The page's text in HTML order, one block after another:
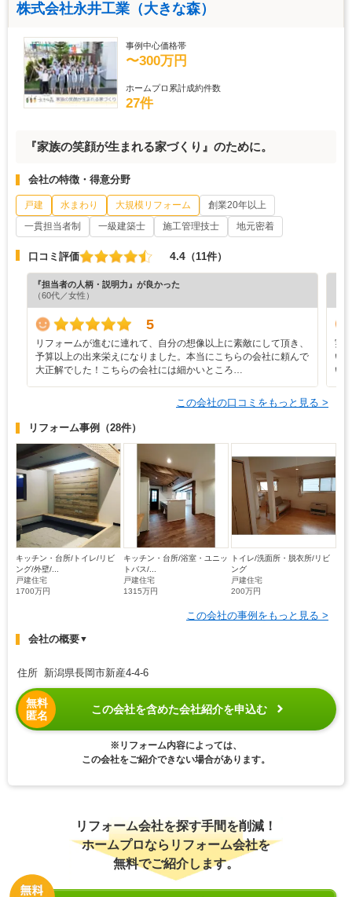
株式会社永井工業（大きな森）
事例中心価格帯
〜300万円
ホームプロ累計成約件数
27件
『家族の笑顔が生まれる家づくり』のために。
会社の特徴・得意分野
戸建 水まわり 大規模リフォーム
創業20年以上
一貫担当者制
一級建築士 施工管理技士 地元密着
口コミ評価 4.4 （11件）
『担当者の人柄・説明力』が良かった
（60代／女性）
5
リフォームが進むに連れて、自分の想像以上に素敵にして頂き、
予算以上の出来栄えになりました。本当にこちらの会社に頼んで
大正解でした！こちらの会社には細かいところ…
実
い
い
この会社の口コミをもっと見る >
リフォーム事例 （28件）
キッチン・台所/トイレ/リビ
ング/外壁/...
戸建住宅
1700万円
キッチン・台所/浴室・ユニッ
トバス/...
戸建住宅
1315万円
トイレ/洗面所・脱衣所/リビ
ング
戸建住宅
200万円
この会社の事例をもっと見る >
会社の概要▼
住所 新潟県長岡市新産4-4-6
無料
匿名
この会社を含めた会社紹介を申込む
※リフォーム内容によっては、
この会社をご紹介できない場合があります。
リフォーム会社を探す手間を削減！
ホームプロならリフォーム会社を
無料でご紹介します。